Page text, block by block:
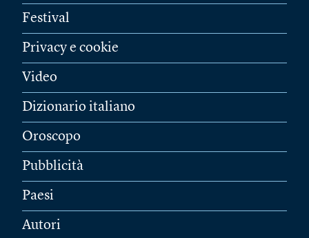
Festival
Privacy e cookie
Video
Dizionario italiano
Oroscopo
Pubblicità
Paesi
Autori